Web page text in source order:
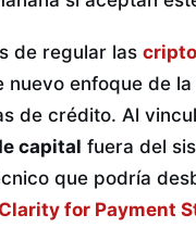
de regular las
nuevo enfoque de
de crédito. Al
capital fuera del
que podría
Clarity for Payment